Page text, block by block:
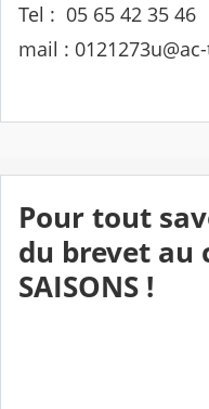
Tel : 05 65 42 35 46
mail :
Pour tout
du brevet au
SAISONS !